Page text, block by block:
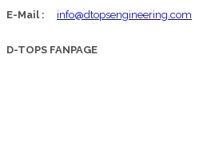
E-Mail : info@dtopsengineering.com
D-TOPS FANPAGE